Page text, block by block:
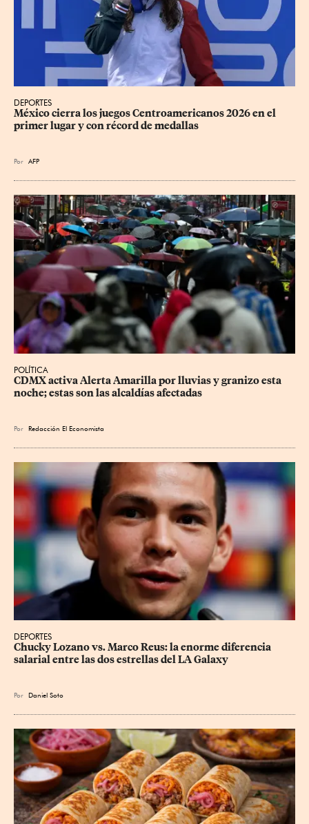
DEPORTES
México cierra los juegos Centroamericanos 2026 en el
primer lugar y con récord de medallas
Por AFP
POLÍTICA
CDMX activa Alerta Amarilla por lluvias y granizo esta
noche; estas son las alcaldías afectadas
Por Redacción El Economista
DEPORTES
Chucky Lozano vs. Marco Reus: la enorme diferencia
salarial entre las dos estrellas del LA Galaxy
Por Daniel Soto